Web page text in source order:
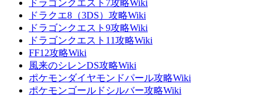
ドラゴンクエスト7攻略Wiki
ドラクエ8（3DS）攻略Wiki
ドラゴンクエスト9攻略Wiki
ドラゴンクエスト11攻略Wiki
FF12攻略Wiki
風来のシレンDS攻略Wiki
ポケモンダイヤモンドパール攻略Wiki
ポケモンゴールドシルバー攻略Wiki